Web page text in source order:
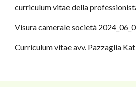
curriculum vitae della
Visura camerale società
Curriculum vitae avv. Pazzaglia